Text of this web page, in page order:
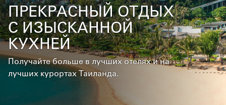
ПРЕКРАСНЫЙ ОТДЫХ
С ИЗЫСКАННОЙ
КУХНЕЙ
Получайте больше в лучших отелях и на
лучших курортах Таиланда.